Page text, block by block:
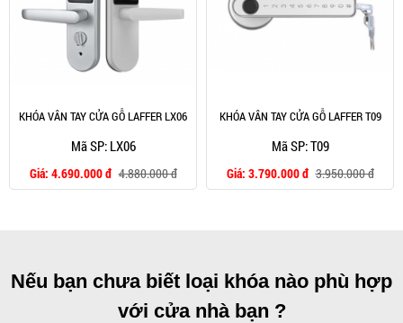
KHÓA VÂN TAY CỬA GỖ LAFFER LX06
Mã SP: LX06
Giá: 4.690.000 đ 4.880.000 đ
KHÓA VÂN TAY CỬA GỖ LAFFER T09
Mã SP: T09
Giá: 3.790.000 đ 3.950.000 đ
Nếu bạn chưa biết loại khóa nào phù hợp
với cửa nhà bạn ?